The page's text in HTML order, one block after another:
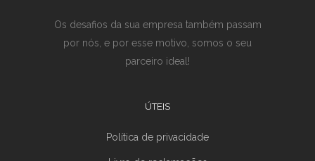
Os desafios da sua empresa também passam
por nós, e por esse motivo, somos o seu
parceiro ideal!
ÚTEIS
Política de privacidade